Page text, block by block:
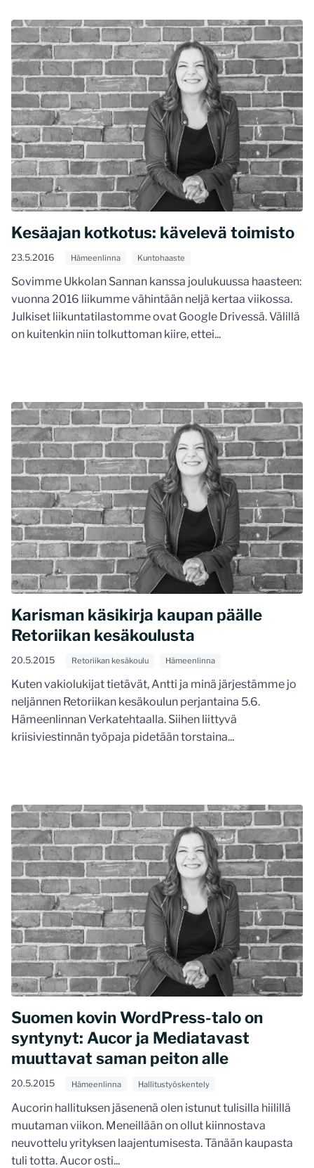
Kesäajan kotkotus: kävelevä toimisto
23.5.2016 Hämeenlinna Kuntohaaste
Sovimme Ukkolan Sannan kanssa joulukuussa haasteen:
vuonna 2016 liikumme vähintään neljä kertaa viikossa.
Julkiset liikuntatilastomme ovat Google Drivessä. Välillä
on kuitenkin niin tolkuttoman kiire, ettei...
Karisman käsikirja kaupan päälle
Retoriikan kesäkoulusta
20.5.2015 Retoriikan kesäkoulu Hämeenlinna
Kuten vakiolukijat tietävät, Antti ja minä järjestämme jo
neljännen Retoriikan kesäkoulun perjantaina 5.6.
Hämeenlinnan Verkatehtaalla. Siihen liittyvä
kriisiviestinnän työpaja pidetään torstaina...
Suomen kovin WordPress-talo on
syntynyt: Aucor ja Mediatavast
muuttavat saman peiton alle
20.5.2015 Hämeenlinna Hallitustyöskentely
Aucorin hallituksen jäsenenä olen istunut tulisilla hiilillä
muutaman viikon. Meneillään on ollut kiinnostava
neuvottelu yrityksen laajentumisesta. Tänään kaupasta
tuli totta. Aucor osti...